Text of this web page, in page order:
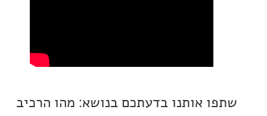
אותנו בדעתכם בנושא: מהו הרכיב